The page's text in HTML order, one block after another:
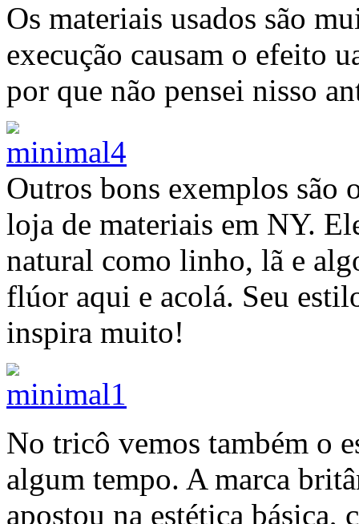
Os materiais usados são
execução causam o efeito
por que não pensei nisso
Outros bons exemplos são
loja de materiais em NY.
natural como linho, lã e
flúor aqui e acolá. Seu
inspira muito!
No tricô vemos também o
algum tempo. A marca
apostou na estética básica,